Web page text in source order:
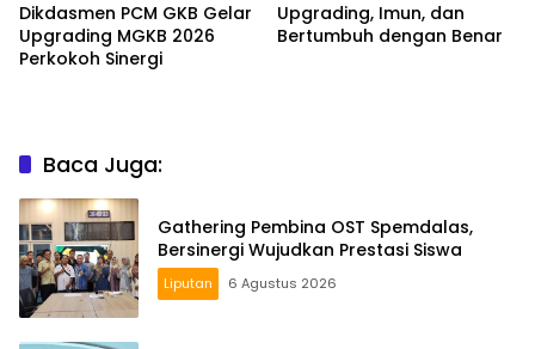
Dikdasmen PCM GKB Gelar
Upgrading MGKB 2026
Perkokoh Sinergi
Upgrading, Imun, dan
Bertumbuh dengan Benar
Baca Juga:
Gathering Pembina OST Spemdalas,
Bersinergi Wujudkan Prestasi Siswa
Liputan 6 Agustus 2026